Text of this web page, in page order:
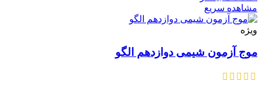
مشاهده سریع
ویژه
موج آزمون شیمی دوازدهم الگو